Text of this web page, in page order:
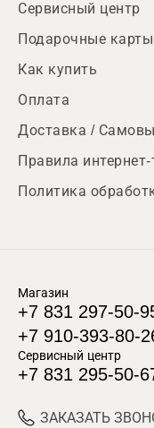
Сервисный центр
Подарочные карты
Как купить
Оплата
Доставка /
Правила интернет-
Политика
Магазин
+7 831 297-50-
+7 910-393-80-
Сервисный центр
+7 831 295-50-
ЗАКАЗАТЬ